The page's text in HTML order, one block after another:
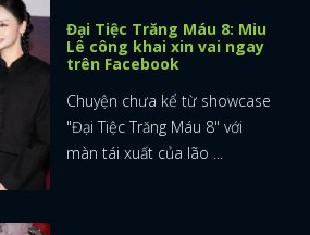
Đại Tiệc Trăng Máu 8: Miu
Lê công khai xin vai ngay
trên Facebook
Chuyện chưa kể từ showcase
"Đại Tiệc Trăng Máu 8" với
màn tái xuất của lão ...